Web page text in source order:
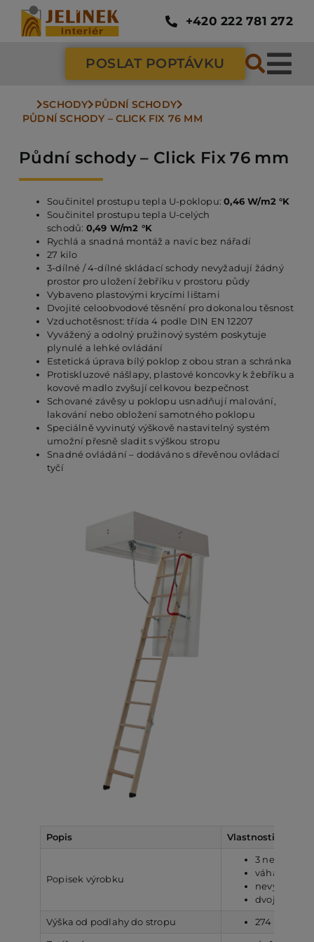
Přeskočit
obsah
+420 222 781 272
POSLAT POPTÁVKU
SCHODY PŮDNÍ SCHODY
PŮDNÍ SCHODY – CLICK FIX 76 MM
Půdní schody – Click Fix 76 mm
Součinitel prostupu tepla U-poklopu:0,46 W/m2 °K
Součinitel prostupu tepla U-celých
schodů: 0,49 W/m2 °K
Rychlá a snadná montáž a navíc bez nářadí
27 kilo
3-dílné / 4-dílné skládací schody nevyžadují žádný
prostor pro uložení žebříku v prostoru půdy
Vybaveno plastovými krycími lištami
Dvojité celoobvodové těsnění pro dokonalou těsnost
Vzduchotěsnost: třída 4 podle DIN EN 12207
Vyvážený a odolný pružinový systém poskytuje
plynulé a lehké ovládání
Estetická úprava bílý poklop z obou stran a schránka
Protiskluzové nášlapy, plastové koncovky k žebříku a
kovové madlo zvyšují celkovou bezpečnost
Schované závěsy u poklopu usnadňují malování,
lakování nebo obložení samotného poklopu
Speciálně vyvinutý výškově nastavitelný systém
umožní přesně sladit s výškou stropu
Snadné ovládání – dodáváno s dřevěnou ovládací
tyčí
Popis Vlastnosti
Popisek výrobku
3 nebo 4
váha 27kg
nevyžadují
dvojité
Výška od podlahy do stropu
274 cm,